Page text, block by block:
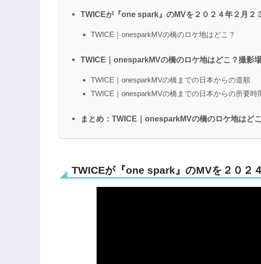
TWICEが『one spark』のMVを２０２４年２月２
TWICE｜onesparkMVの橋のロケ地はどこ？
TWICE｜onesparkMVの橋のロケ地はどこ？撮影
TWICE｜onesparkMVの橋までの日本からの道順
TWICE｜onesparkMVの橋までの日本からの所要時
まとめ：TWICE｜onesparkMVの橋のロケ地はど
TWICEが『one spark』のMVを２０２